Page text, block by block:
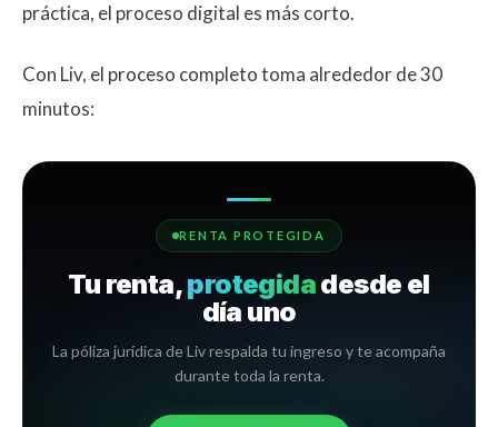
práctica, el proceso digital es más corto.
Con Liv, el proceso completo toma alrededor de 30
minutos:
RENTA PROTEGIDA
Tu renta,protegidadesde el
día uno
La póliza jurídica de Liv respalda tu ingreso y te acompaña
durante toda la renta.